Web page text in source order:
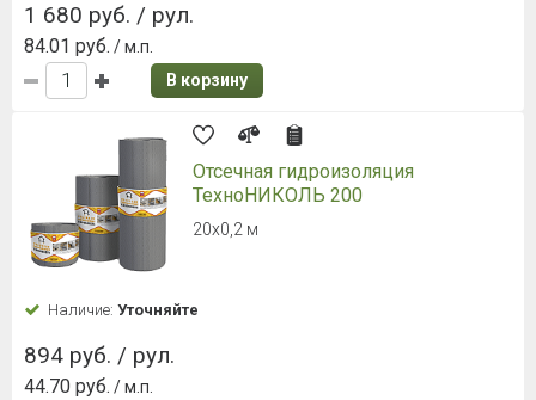
1 680 руб. / рул.
84.01 руб. / м.п.
В корзину
Отсечная гидроизоляция
ТехноНИКОЛЬ 200
20х0,2 м
Наличие: Уточняйте
894 руб. / рул.
44.70 руб. / м.п.